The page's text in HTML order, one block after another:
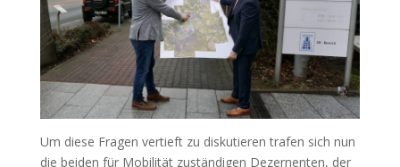
Um diese Fragen vertieft zu diskutieren trafen sich nun
die beiden für Mobilität zuständigen Dezernenten, der